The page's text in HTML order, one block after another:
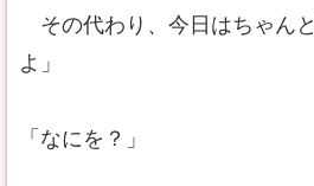
その代わり、今日はちゃん
よ」
「なにを？」